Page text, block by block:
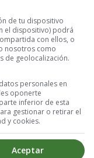
Amor
románticas
de tu dispositivo
el dispositivo) podrá
con ellos, o
nosotros como
de geolocalización.
personales en
oponerte
inferior de esta
gestionar o retirar el
y cookies.
Aceptar